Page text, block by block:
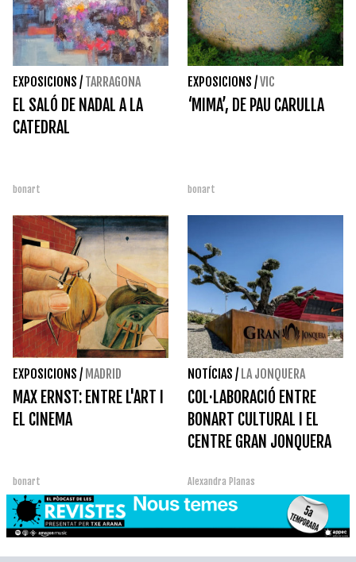
EXPOSICIONS / TARRAGONA
EL SALÓ DE NADAL A LA
CATEDRAL
bonart
EXPOSICIONS /VIC
‘MIMA’, DE PAU CARULLA
bonart
EXPOSICIONS / MADRID
MAX ERNST: ENTRE L'ART I
EL CINEMA
bonart
NOTÍCIAS / LA JONQUERA
COL·LABORACIÓ ENTRE
BONART CULTURAL I EL
CENTRE GRAN JONQUERA
Alexandra Planas